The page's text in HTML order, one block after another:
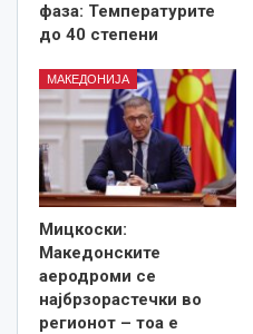
фаза: Температурите
до 40 степени
МАКЕДОНИЈА
Мицкоски:
Македонските
аеродроми се
најбрзорастечки во
регионот – тоа е